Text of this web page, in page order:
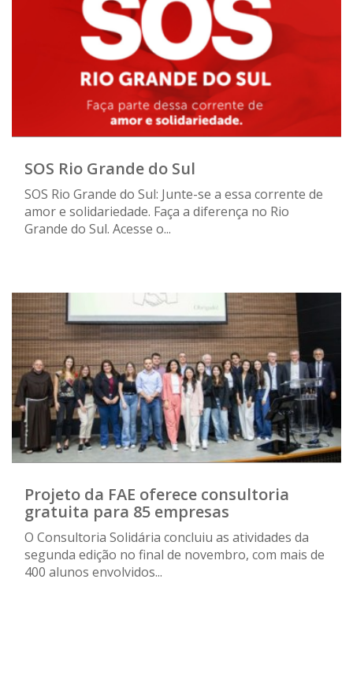
SOS Rio Grande do Sul
SOS Rio Grande do Sul: Junte-se a essa corrente de
amor e solidariedade. Faça a diferença no Rio
Grande do Sul. Acesse o...
Projeto da FAE oferece consultoria
gratuita para 85 empresas
O Consultoria Solidária concluiu as atividades da
segunda edição no final de novembro, com mais de
400 alunos envolvidos...